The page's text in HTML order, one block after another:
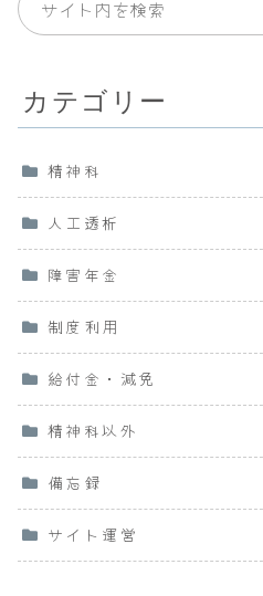
カテゴリー
精神科
人工透析
障害年金
制度利用
給付金・減免
精神科以外
備忘録
サイト運営